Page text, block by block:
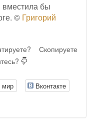
вместила бы
© Григорий
Скопируете
мир
Вконтакте